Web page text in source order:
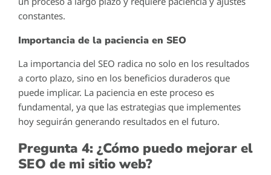
constantes.
Importancia de la paciencia en SEO
La importancia del SEO radica no solo en los resultados
a corto plazo, sino en los beneficios duraderos que
puede implicar. La paciencia en este proceso es
fundamental, ya que las estrategias que implementes
hoy seguirán generando resultados en el futuro.
Pregunta 4: ¿Cómo puedo mejorar el
SEO de mi sitio web?